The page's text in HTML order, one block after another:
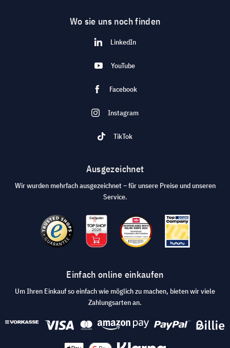
Wo sie uns noch finden
LinkedIn
YouTube
Facebook
Instagram
TikTok
Ausgezeichnet
Wir wurden mehrfach ausgezeichnet – für unsere Preise und unseren
Service.
Einfach online einkaufen
Um Ihren Einkauf so einfach wie möglich zu machen, bieten wir viele
Zahlungsarten an.